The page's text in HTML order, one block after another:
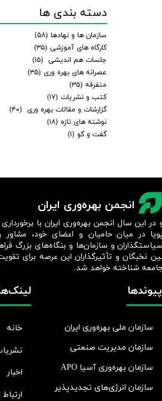
دسته بندی ها
سازمان ها و نهادها (۵۸)
کارگاه های آموزشی (۳۵)
جلسات هم اندیشی (۱۵)
عصرانه های بهره وری (۳۵)
متفرقه (۳۵)
کتب و نشریات (۱۷)
گزارشات و مقالات بهره وری
(۴۰)
نوشته های تازه (۱۸)
گفت و گو (۱)
انجمن بهره‌وری ایران
خانه
اخبار
ارتباط
پیوندها
سازمان ملی بهره‌وری ایران
سازمان مدیریت صنعتی
سازمان بهره‌وری آسیا APO
سازمان انرژی‌های تجدیدپذیر
در این سال انجمن بهره‌وری ایران با
در میان حامیان و اعضای خود،
و سازمان‌ها و بنگاه‌های بزرگ
نخبگان و تأثیرگذاران این عرصه برای
شناخته خواهد شد.​​​​​​​